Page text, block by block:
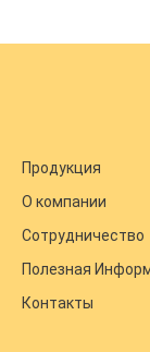
Продукция
О компании
Сотрудничество
Полезная
Контакты